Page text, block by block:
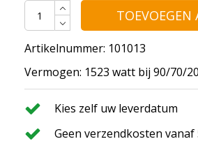
TOEVOEGEN
Artikelnummer: 101013
Vermogen: 1523 watt bij 90/70/
Kies zelf uw leverdatum
Geen verzendkosten vanaf